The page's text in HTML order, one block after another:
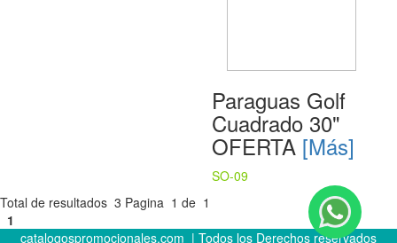
Paraguas Golf
Cuadrado 30"
OFERTA [Más]
SO-09
Total de resultados 3 Pagina 1 de 1
1
catalogospromocionales.com | Todos los Derechos reservados